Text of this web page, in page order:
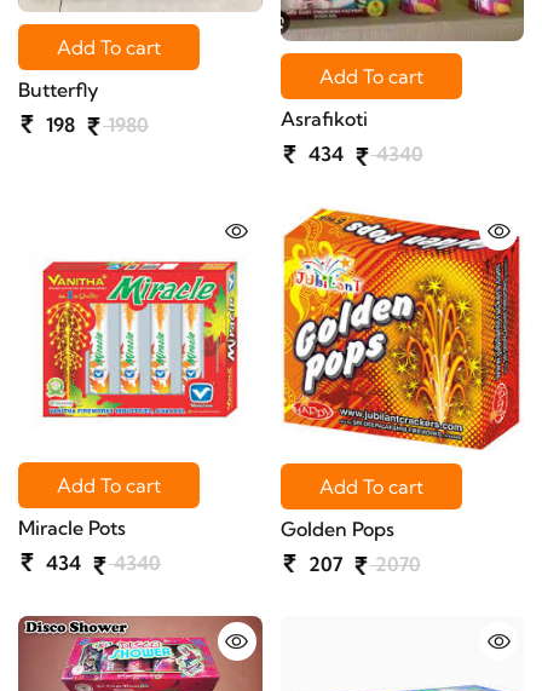
Add To cart
Butterfly
198
1980
Add To cart
Asrafikoti
434
4340
Add To cart
Miracle Pots
434
4340
Add To cart
Golden Pops
207
2070